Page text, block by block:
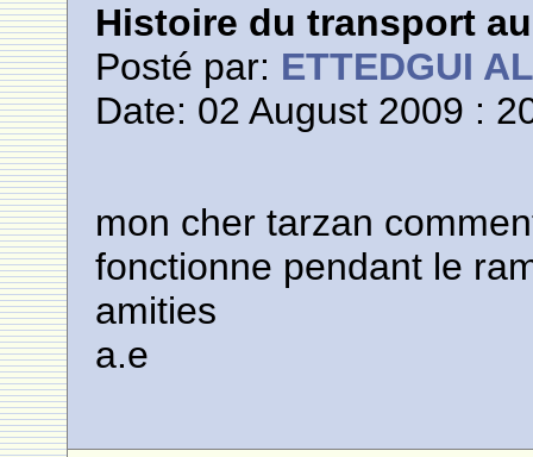
Histoire du transport
Posté par: ETTEDGUI
Date: 02 August 2009 :
mon cher tarzan
fonctionne pendant le
amities
a.e